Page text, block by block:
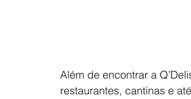
Além de encontrar a
restaurantes, cantinas e